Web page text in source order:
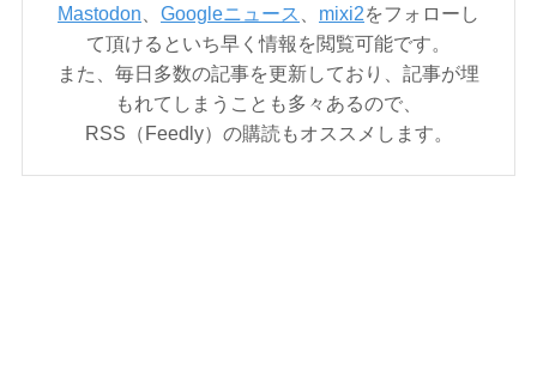
Mastodon Googleニュース mixi2をフォローし
て頂けるといち早く情報を閲覧可能です。
また、毎日多数の記事を更新しており、記事が埋
もれてしまうことも多々あるので、
RSS（Feedly）の購読もオススメします。